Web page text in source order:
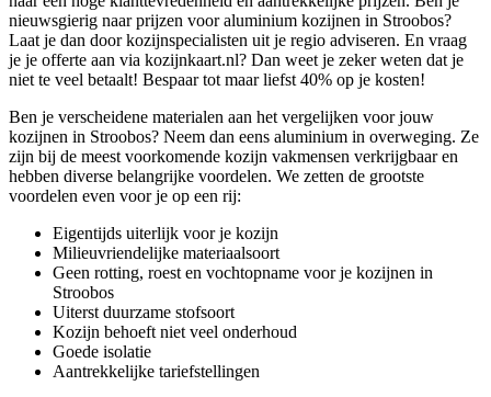
nieuwsgierig naar prijzen voor aluminium kozijnen in Stroobos?
Laat je dan door kozijnspecialisten uit je regio adviseren. En vraag
je je offerte aan via kozijnkaart.nl? Dan weet je zeker weten dat je
niet te veel betaalt! Bespaar tot maar liefst 40% op je kosten!
Ben je verscheidene materialen aan het vergelijken voor jouw
kozijnen in Stroobos? Neem dan eens aluminium in overweging. Ze
zijn bij de meest voorkomende kozijn vakmensen verkrijgbaar en
hebben diverse belangrijke voordelen. We zetten de grootste
voordelen even voor je op een rij:
Eigentijds uiterlijk voor je kozijn
Milieuvriendelijke materiaalsoort
Geen rotting, roest en vochtopname voor je kozijnen in
Stroobos
Uiterst duurzame stofsoort
Kozijn behoeft niet veel onderhoud
Goede isolatie
Aantrekkelijke tariefstellingen